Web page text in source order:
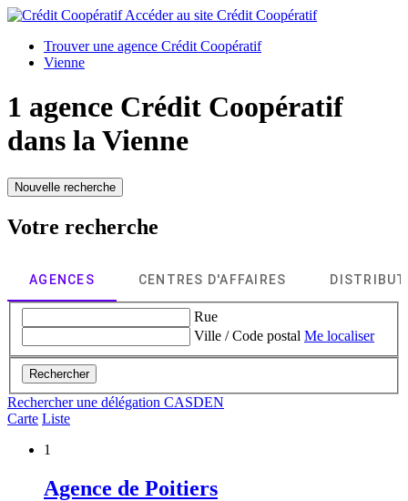
Accéder au site Crédit Coopératif
Trouver une agence Crédit Coopératif
Vienne
1 agence Crédit Coopératif
dans laVienne
Nouvelle recherche
Votre recherche
AGENCES CENTRES D'AFFAIRES
Rue
Ville / Code postal Me localiser
Rechercher
Rechercher une délégation CASDEN
Carte Liste
1
Agence de Poitiers